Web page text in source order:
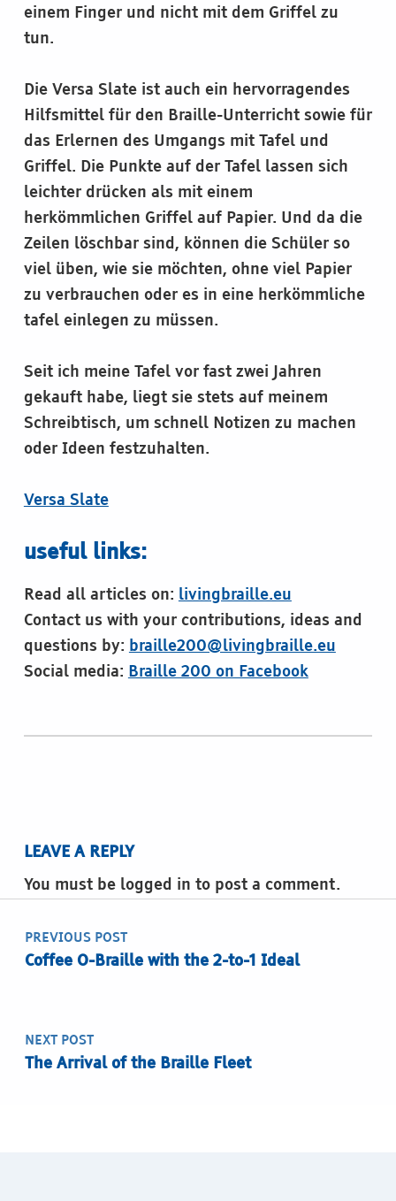
einem Finger und nicht mit dem Griffel zu
tun.
Die Versa Slate ist auch ein hervorragendes
Hilfsmittel für den Braille-Unterricht sowie für
das Erlernen des Umgangs mit Tafel und
Griffel. Die Punkte auf der Tafel lassen sich
leichter drücken als mit einem
herkömmlichen Griffel auf Papier. Und da die
Zeilen löschbar sind, können die Schüler so
viel üben, wie sie möchten, ohne viel Papier
zu verbrauchen oder es in eine herkömmliche
tafel einlegen zu müssen.
Seit ich meine Tafel vor fast zwei Jahren
gekauft habe, liegt sie stets auf meinem
Schreibtisch, um schnell Notizen zu machen
oder Ideen festzuhalten.
Versa Slate
useful links:
Read all articles on: livingbraille.eu
Contact us with your contributions, ideas and
questions by: braille200@livingbraille.eu
Social media: Braille 200 on Facebook
LEAVE A REPLY
You must be logged in to post a comment.
Post navigation
PREVIOUS POST
Coffee O-Braille with the 2-to-1 Ideal
NEXT POST
The Arrival of the Braille Fleet